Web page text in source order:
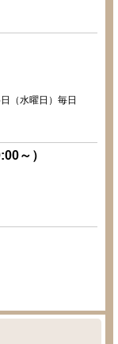
（水曜日）毎日
～）